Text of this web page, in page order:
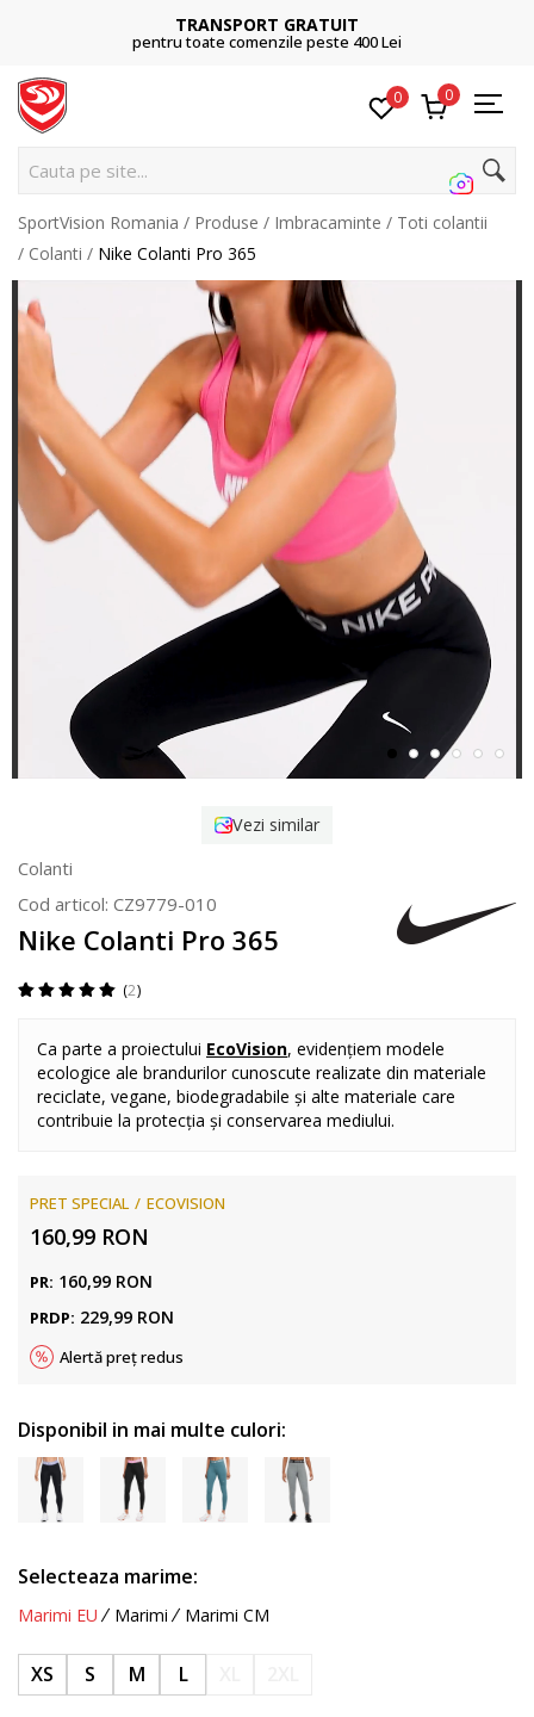
TRANSPORT GRATUIT
pentru toate comenzile peste 400 Lei
0 0
Cauta pe site...
SportVision Romania Produse Imbracaminte
Toti colantii
Colanti
Nike Colanti Pro 365
Vezi similar
Colanti
Cod articol: CZ9779-010
Nike Colanti Pro 365
2
Ca parte a proiectului EcoVision, evidențiem modele
ecologice ale brandurilor cunoscute realizate din materiale
reciclate, vegane, biodegradabile și alte materiale care
contribuie la protecția și conservarea mediului.
PRET SPECIAL ECOVISION
160,99 RON
PR: 160,99 RON
PRDP: 229,99 RON
Alertă preț redus
Disponibil in mai multe culori:
Selecteaza marime:
Marimi EU Marimi Marimi CM
XS S M L